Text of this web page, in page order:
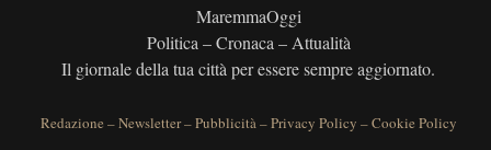
MaremmaOggi
Politica – Cronaca – Attualità
Il giornale della tua città per essere sempre aggiornato.
Redazione –Newsletter–Pubblicità–Privacy Policy –Cookie Policy